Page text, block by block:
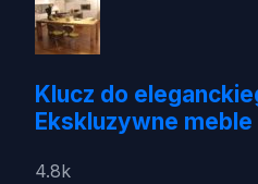
Klucz do
Ekskluzywne
4.8k